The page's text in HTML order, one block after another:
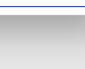
dine